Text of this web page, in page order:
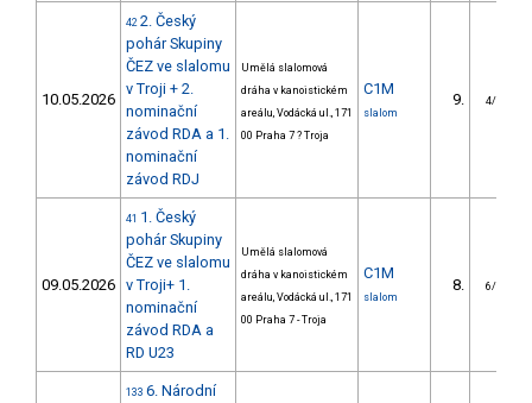
10.05.2026
42 2. Český
pohár Skupiny
ČEZ ve slalomu
v Troji + 2.
nominační
závod RDA a 1.
nominační
závod RDJ
Umělá slalomová
dráha v kanoistickém
areálu, Vodácká ul., 171
00 Praha 7 ? Troja
C1M
slalom
9. 4/U23
09.05.2026
41 1. Český
pohár Skupiny
ČEZ ve slalomu
v Troji+ 1.
nominační
závod RDA a
RD U23
Umělá slalomová
dráha v kanoistickém
areálu, Vodácká ul., 171
00 Praha 7 - Troja
C1M
slalom
8. 6/U23
133 6. Národní